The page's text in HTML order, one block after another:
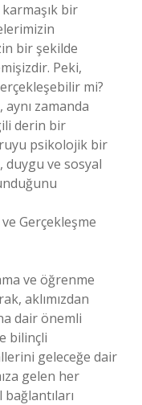
karmaşık bir
bir şekilde
Peki,
mi?
zamanda
derin bir
psikolojik bir
duygu ve sosyal
Gerçekleşme
ve öğrenme
aklımızdan
dair önemli
bilinçli
geleceğe dair
gelen her